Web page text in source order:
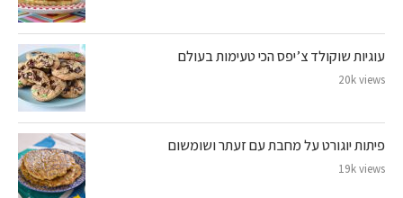
עוגיות שוקולד צ’יפס הכי טעימות בעולם
20k views
פיתות יוגורט על מחבת עם זעתר ושומשום
19k views